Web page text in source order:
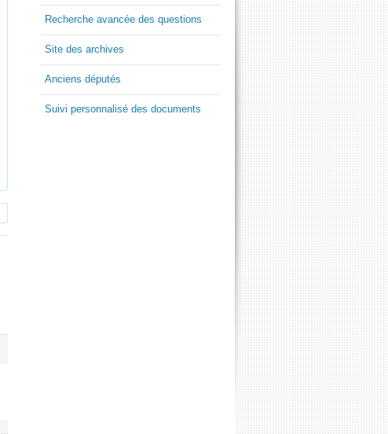
Recherche avancée des questions
Site des archives
Anciens députés
Suivi personnalisé des documents